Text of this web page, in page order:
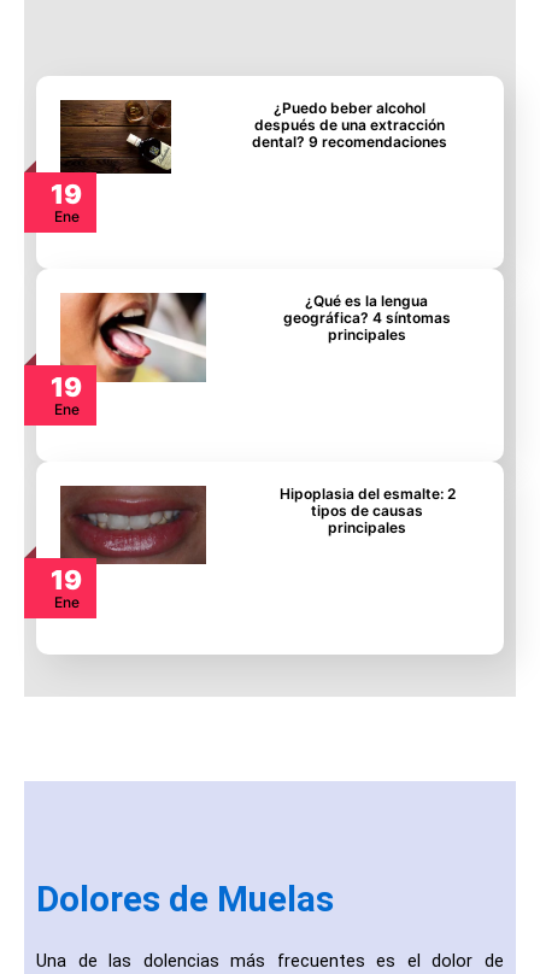
19
Ene
¿Puedo beber alcohol
después de una extracción
dental? 9 recomendaciones
19
Ene
¿Qué es la lengua
geográfica? 4 síntomas
principales
19
Ene
Hipoplasia del esmalte: 2
tipos de causas
principales
Dolores de Muelas
Una de las dolencias más frecuentes es el dolor de